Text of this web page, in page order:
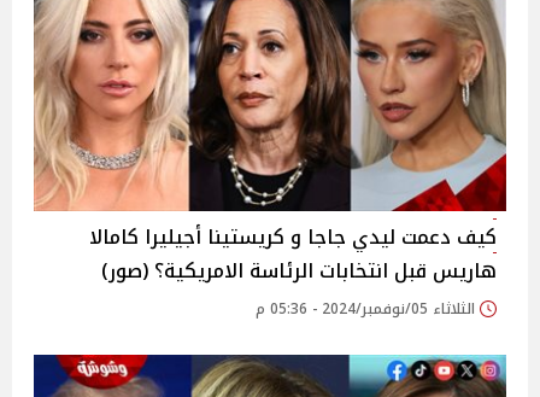
كيف دعمت ليدي جاجا و كريستينا أجيليرا كامالا
هاريس قبل انتخابات الرئاسة الامريكية؟ (صور)
الثلاثاء 05/نوفمبر/2024 - 05:36 م